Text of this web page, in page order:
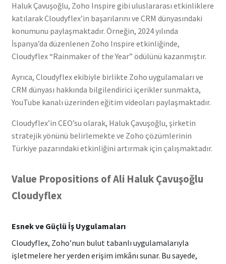
Haluk Çavuşoğlu, Zoho Inspire gibi uluslararası etkinliklere
katılarak Cloudyflex’in başarılarını ve CRM dünyasındaki
konumunu paylaşmaktadır. Örneğin, 2024 yılında
İspanya’da düzenlenen Zoho Inspire etkinliğinde,
Cloudyflex “Rainmaker of the Year” ödülünü kazanmıştır.
Ayrıca, Cloudyflex ekibiyle birlikte Zoho uygulamaları ve
CRM dünyası hakkında bilgilendirici içerikler sunmakta,
YouTube kanalı üzerinden eğitim videoları paylaşmaktadır.
Cloudyflex’in CEO’su olarak, Haluk Çavuşoğlu, şirketin
stratejik yönünü belirlemekte ve Zoho çözümlerinin
Türkiye pazarındaki etkinliğini artırmak için çalışmaktadır.
Value Propositions of Ali Haluk Çavuşoğlu
Cloudyflex
Esnek ve Güçlü İş Uygulamaları
Cloudyflex, Zoho’nun bulut tabanlı uygulamalarıyla
işletmelere her yerden erişim imkânı sunar. Bu sayede,